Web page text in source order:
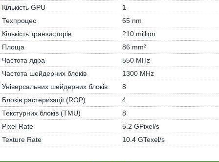
Кількість GPU
1
Техпроцес
65 nm
Кількість транзисторів
210 million
Площа
86 mm²
Частота ядра
550 MHz
Частота шейдерних блоків
1300 MHz
Універсальних шейдерних блоків
8
Блоків растеризації (ROP)
4
Текстурних блоків (TMU)
8
Pixel Rate
5.2 GPixel/s
Texture Rate
10.4 GTexel/s